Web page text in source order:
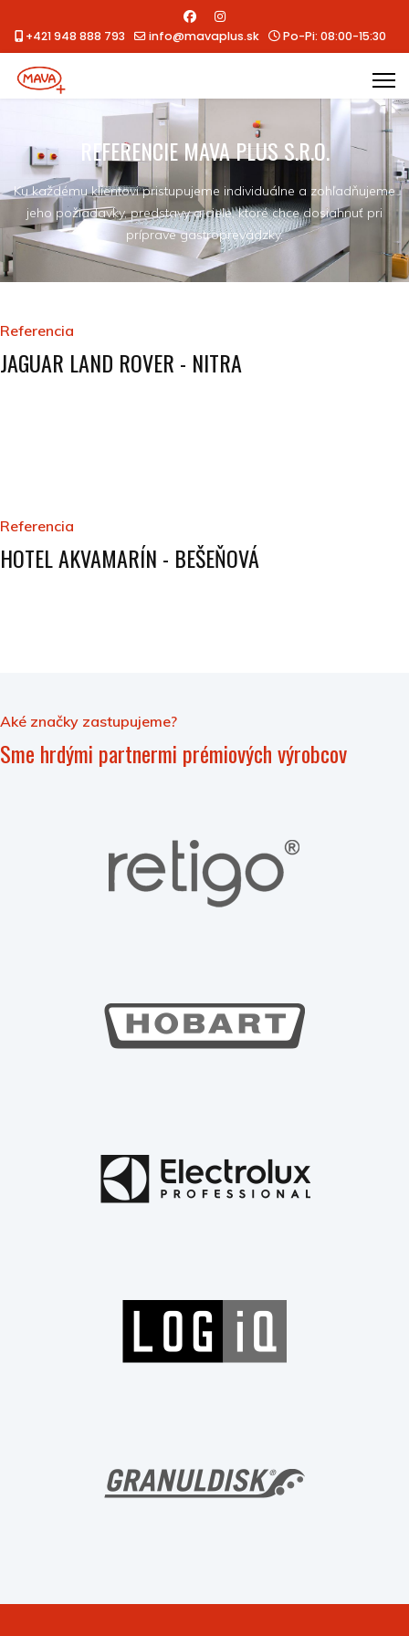
+421 948 888 793 info@mavaplus.sk Po-Pi: 08:00-15:30
REFERENCIE MAVA PLUS S.R.O.
Ku každému klientovi pristupujeme individuálne a zohľadňujeme
jeho požiadavky, predstavy a ciele, ktoré chce dosiahnuť pri
príprave gastroprevádzky.
Referencia
JAGUAR LAND ROVER - NITRA
Referencia
HOTEL AKVAMARÍN - BEŠEŇOVÁ
Aké značky zastupujeme?
Sme hrdými partnermi prémiových výrobcov